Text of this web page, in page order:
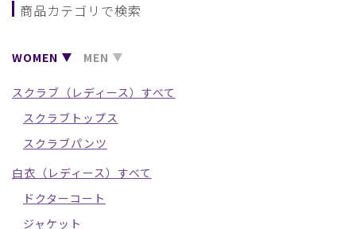
商品カテゴリで検索
WOMEN MEN
スクラブ（レディース）すべて
スクラブトップス
スクラブパンツ
白衣（レディース）すべて
ドクターコート
ジャケット